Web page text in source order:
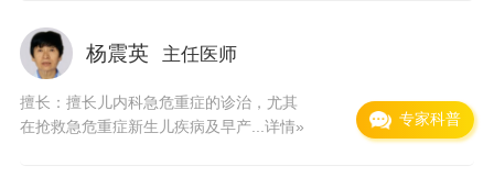
杨震英 主任医师
擅长：擅长儿内科急危重症的诊治，尤其
在抢救急危重症新生儿疾病及早产... 详情» 专家科普